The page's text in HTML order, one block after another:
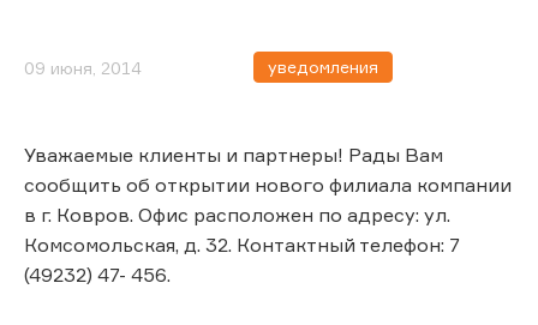
09 июня, 2014 уведомления
Уважаемые клиенты и партнеры! Рады Вам
сообщить об открытии нового филиала компании
в г. Ковров. Офис расположен по адресу: ул.
Комсомольская, д. 32. Контактный телефон: 7
(49232) 47- 456.